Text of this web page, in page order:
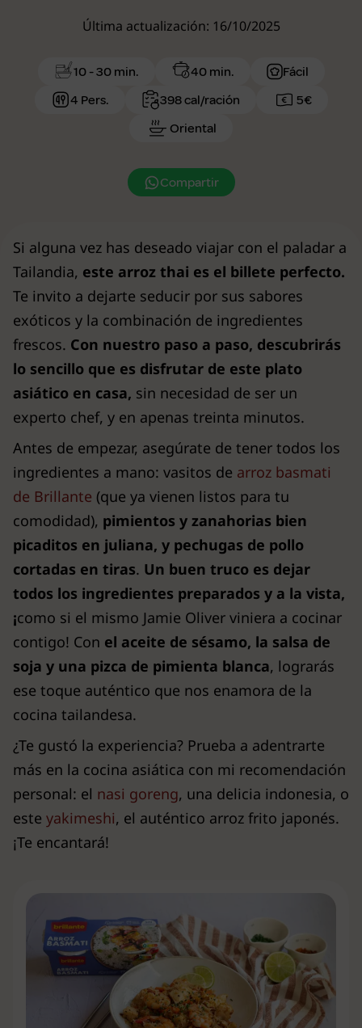
Última actualización: 16/10/2025
10 - 30 min. 40 min.
Fácil
4 Pers.
398 cal/ración
5€
Oriental
Compartir
Si alguna vez has deseado viajar con el paladar a
Tailandia, este arroz thai es el billete perfecto.
Te invito a dejarte seducir por sus sabores
exóticos y la combinación de ingredientes
frescos. Con nuestro paso a paso, descubrirás
lo sencillo que es disfrutar de este plato
asiático en casa, sin necesidad de ser un
experto chef, y en apenas treinta minutos.
Antes de empezar, asegúrate de tener todos los
ingredientes a mano: vasitos de arroz basmati
de Brillante (que ya vienen listos para tu
comodidad), pimientos y zanahorias bien
picaditos en juliana, y pechugas de pollo
cortadas en tiras. Un buen truco es dejar
todos los ingredientes preparados y a la vista,
¡como si el mismo Jamie Oliver viniera a cocinar
contigo! Con el aceite de sésamo, la salsa de
soja y una pizca de pimienta blanca, lograrás
ese toque auténtico que nos enamora de la
cocina tailandesa.
¿Te gustó la experiencia? Prueba a adentrarte
más en la cocina asiática con mi recomendación
personal: el nasi goreng, una delicia indonesia, o
este yakimeshi, el auténtico arroz frito japonés.
¡Te encantará!